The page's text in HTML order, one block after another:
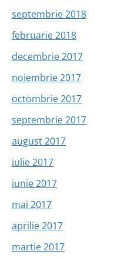
septembrie 2018
februarie 2018
decembrie 2017
noiembrie 2017
octombrie 2017
septembrie 2017
august 2017
iulie 2017
iunie 2017
mai 2017
aprilie 2017
martie 2017